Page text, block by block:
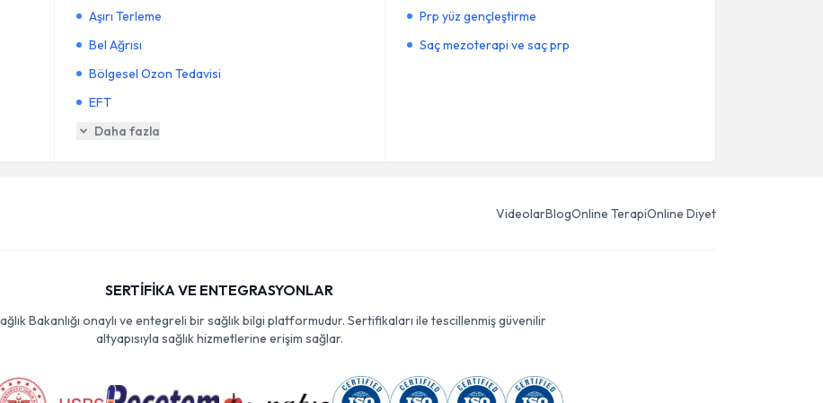
Aşırı Terleme
Bel Ağrısı
Bölgesel Ozon Tedavisi
EFT
Daha fazla
Prp yüz gençleştirme
Saç mezoterapi ve saç prp
VideolarBlogOnline TerapiOnline Diyet
SERTİFİKA VE ENTEGRASYONLAR
Bakanlığı onaylı ve entegreli bir sağlık bilgi platformudur. Sertifikaları ile tescillenmiş güvenilir
altyapısıyla sağlık hizmetlerine erişim sağlar.